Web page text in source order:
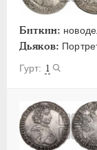
Биткин:
Дьяков:
1